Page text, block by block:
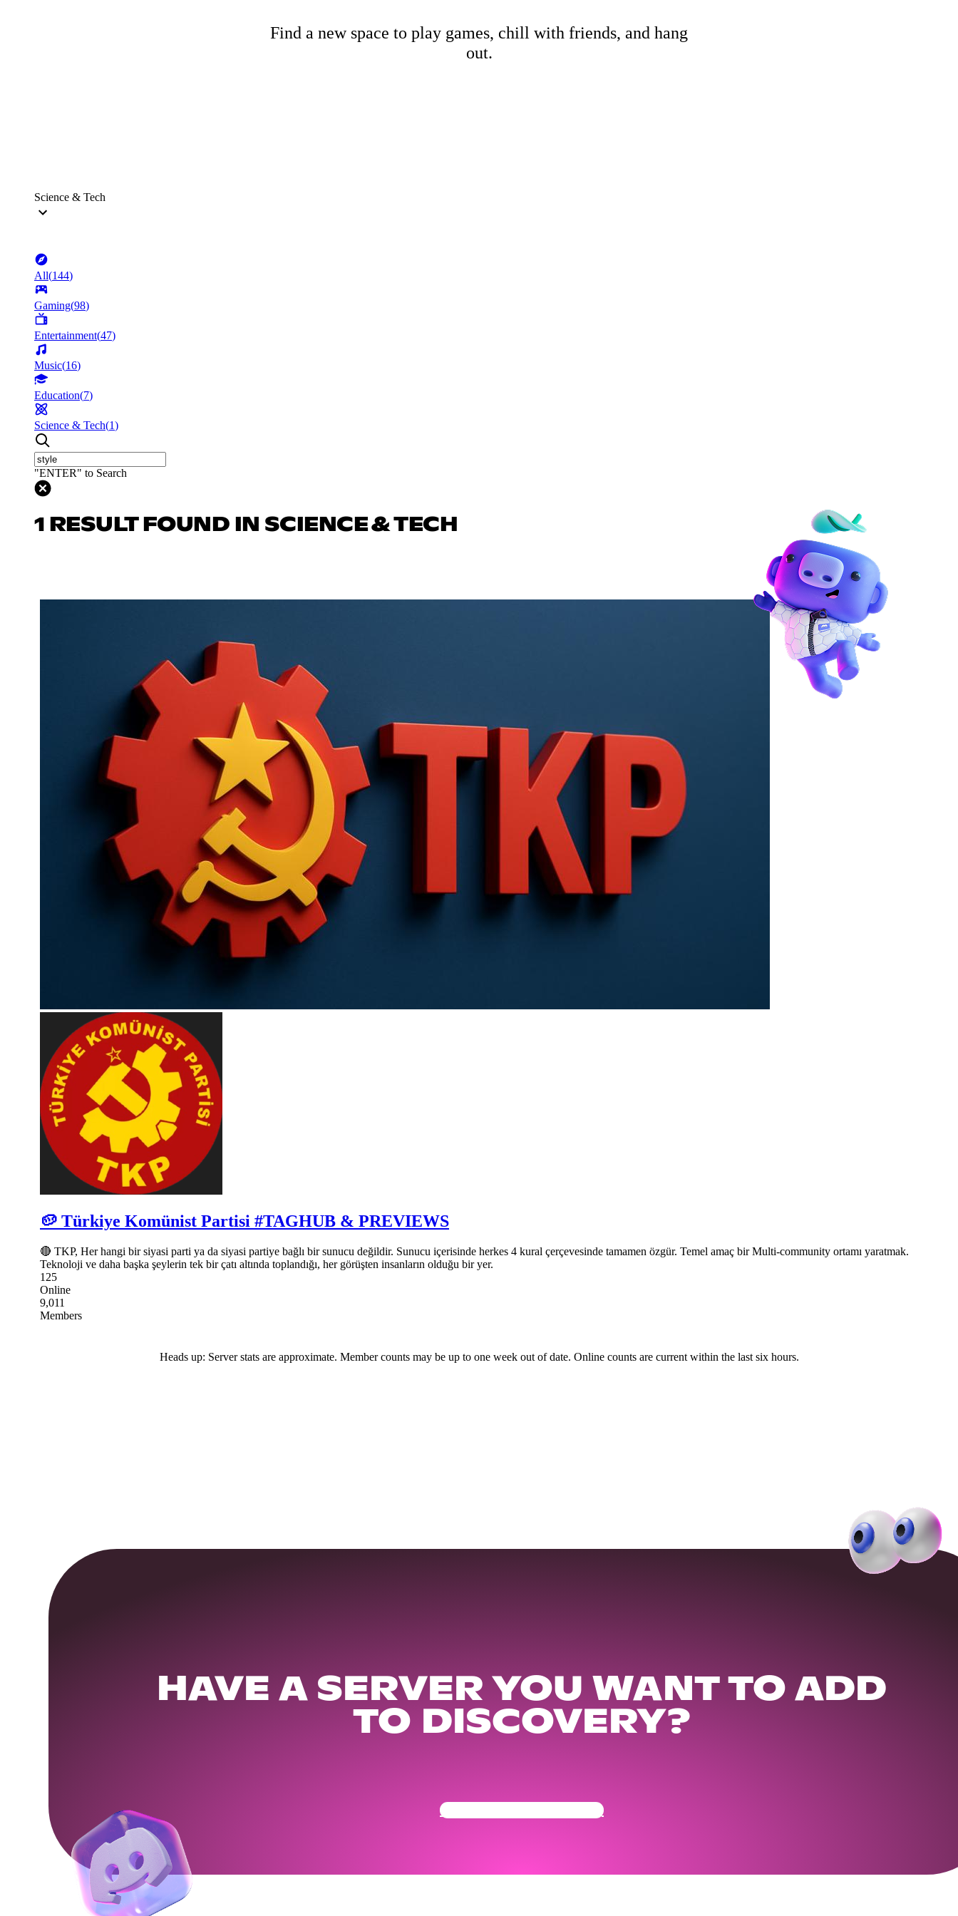
Find a new space to play games, chill with friends, and hang
out.
Science & Tech
All(144)
Gaming(98)
Entertainment(47)
Music(16)
Education(7)
Science & Tech(1)
"ENTER" to Search
1 RESULT FOUND IN SCIENCE & TECH
🥔 Türkiye Komünist Partisi #TAGHUB & PREVIEWS
🔴 TKP, Her hangi bir siyasi parti ya da siyasi partiye bağlı bir sunucu değildir. Sunucu içerisinde herkes 4 kural çerçevesinde tamamen özgür. Temel amaç bir Multi-community ortamı yaratmak.
Teknoloji ve daha başka şeylerin tek bir çatı altında toplandığı, her görüşten insanların olduğu bir yer.
125
Online
9,011
Members
Heads up: Server stats are approximate. Member counts may be up to one week out of date. Online counts are current within the last six hours.
HAVE A SERVER YOU WANT TO ADD
TO DISCOVERY?
Get Your Community Ready